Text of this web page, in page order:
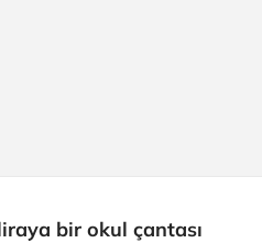
bir okul çantası